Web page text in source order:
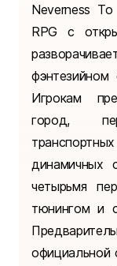
Neverness
RPG с
фэнтезийном
Игрокам
город,
динамичных
четырьмя
тюнингом и
официальной